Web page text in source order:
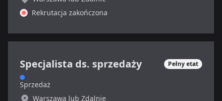
Rekrutacja zakończona
Specjalista ds. sprzedaży Pełny etat
Sprzedaż
Warszawa lub Zdalnie